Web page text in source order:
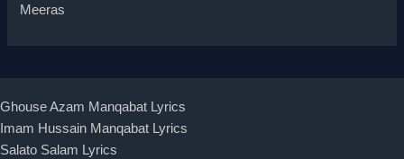
Meeras
Ghouse Azam Manqabat Lyrics
Imam Hussain Manqabat Lyrics
Salato Salam Lyrics